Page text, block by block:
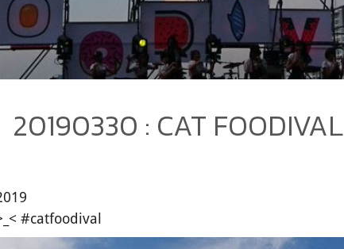
20190330 : CAT FOODIVAL
#catfoodival